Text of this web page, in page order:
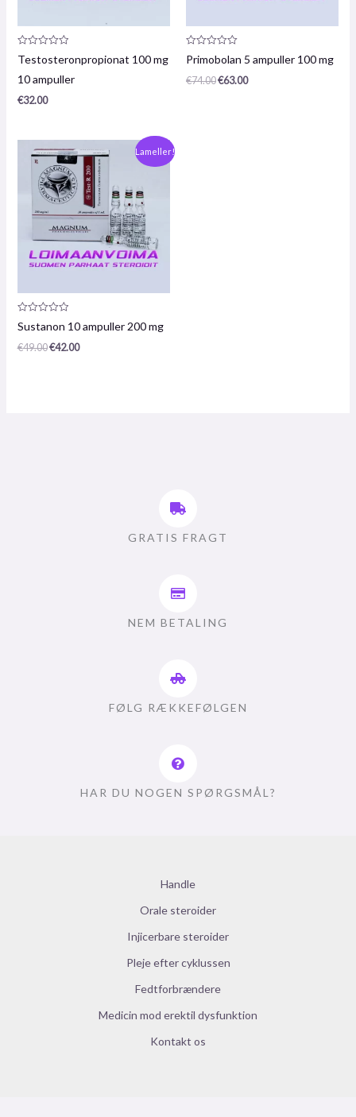
Produktanmeldelse:
0
5
Testosteronpropionat 100 mg
10 ampuller
€32.00
Produktanmeldelse:
0
5
Primobolan 5 ampuller 100 mg
€74.00€63.00
Lameller!
Produktanmeldelse:
0
5
Sustanon 10 ampuller 200 mg
€49.00
pris
var:
€49,00.
€42.00
nuværende
pris
er:
€42,00.
GRATIS FRAGT
NEM BETALING
FØLG RÆKKEFØLGEN
HAR DU NOGEN SPØRGSMÅL?
Handle
Orale steroider
Injicerbare steroider
Pleje efter cyklussen
Fedtforbrændere
Medicin mod erektil dysfunktion
Kontakt os